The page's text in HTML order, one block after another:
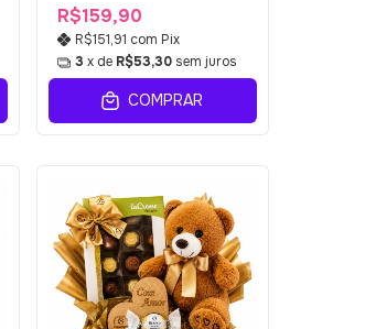
R$159,90
R$151,91 com Pix
3 x de R$53,30 sem juros
COMPRAR